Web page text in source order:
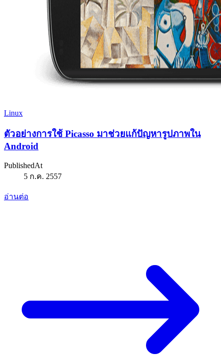
Linux
ตัวอย่างการใช้ Picasso มาช่วยแก้ปัญหารูปภาพใน
Android
PublishedAt
5 ก.ค. 2557
อ่านต่อ